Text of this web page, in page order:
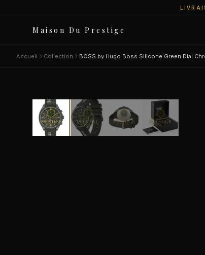
Maison Du Prestige
Accueil Collection BOSS by Hugo Boss Silicone Green Dial
SALE −46%